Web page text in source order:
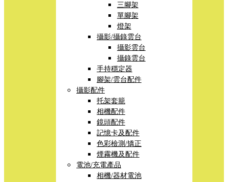
三腳架
單腳架
燈架
攝影/攝錄雲台
攝影雲台
攝錄雲台
手持穩定器
腳架/雲台配件
攝影配件
托架套籠
相機配件
鏡頭配件
記憶卡及配件
色彩檢測/矯正
煙霧機及配件
電池/充電產品
相機/器材電池